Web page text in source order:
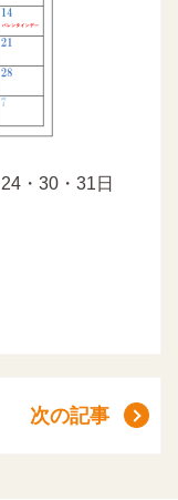
・30・31日
次の記事